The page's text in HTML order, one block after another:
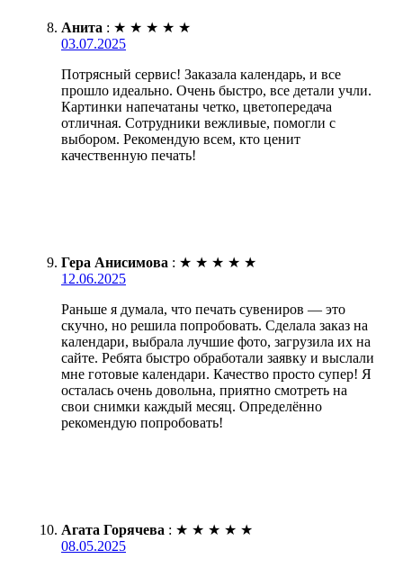
Анита : ★ ★ ★ ★ ★
03.07.2025
Потрясный сервис! Заказала календарь, и все
прошло идеально. Очень быстро, все детали учли.
Картинки напечатаны четко, цветопередача
отличная. Сотрудники вежливые, помогли с
выбором. Рекомендую всем, кто ценит
качественную печать!
Гера Анисимова : ★ ★ ★ ★ ★
12.06.2025
Раньше я думала, что печать сувениров — это
скучно, но решила попробовать. Сделала заказ на
календари, выбрала лучшие фото, загрузила их на
сайте. Ребята быстро обработали заявку и выслали
мне готовые календари. Качество просто супер! Я
осталась очень довольна, приятно смотреть на
свои снимки каждый месяц. Определённо
рекомендую попробовать!
Агата Горячева : ★ ★ ★ ★ ★
08.05.2025